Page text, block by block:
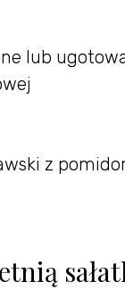
lub
z